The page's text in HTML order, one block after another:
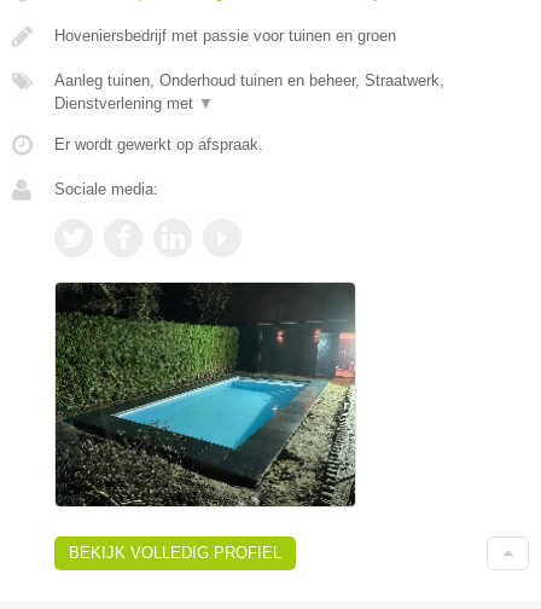
Hoveniersbedrijf met passie voor tuinen en groen
Aanleg tuinen, Onderhoud tuinen en beheer, Straatwerk,
Dienstverlening met ▼
Er wordt gewerkt op afspraak.
Sociale media:
BEKIJK VOLLEDIG PROFIEL